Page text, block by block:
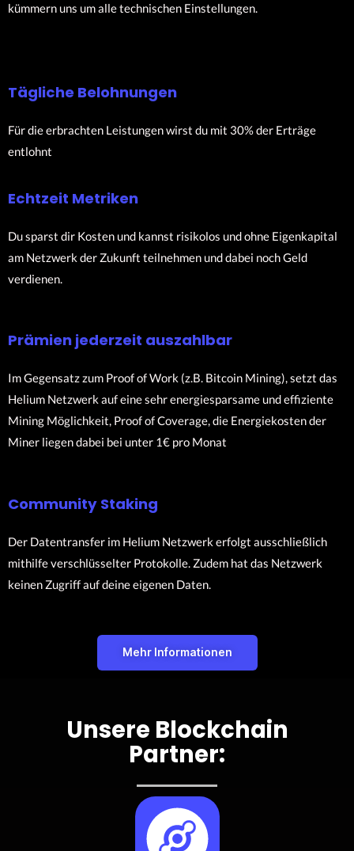
kümmern uns um alle technischen Einstellungen.
Tägliche Belohnungen
Für die erbrachten Leistungen wirst du mit 30% der Erträge
entlohnt
Echtzeit Metriken
Du sparst dir Kosten und kannst risikolos und ohne Eigenkapital
am Netzwerk der Zukunft teilnehmen und dabei noch Geld
verdienen.
Prämien jederzeit auszahlbar
Im Gegensatz zum Proof of Work (z.B. Bitcoin Mining), setzt das
Helium Netzwerk auf eine sehr energiesparsame und effiziente
Mining Möglichkeit, Proof of Coverage, die Energiekosten der
Miner liegen dabei bei unter 1€ pro Monat
Community Staking
Der Datentransfer im Helium Netzwerk erfolgt ausschließlich
mithilfe verschlüsselter Protokolle. Zudem hat das Netzwerk
keinen Zugriff auf deine eigenen Daten.
Mehr Informationen
Unsere Blockchain
Partner: